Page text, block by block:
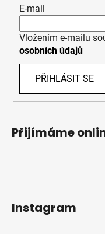
E-mail
Vložením e-mailu
osobních údajů
PŘIHLÁSIT SE
Přijímáme
Instagram